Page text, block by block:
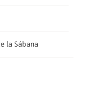
la Sábana